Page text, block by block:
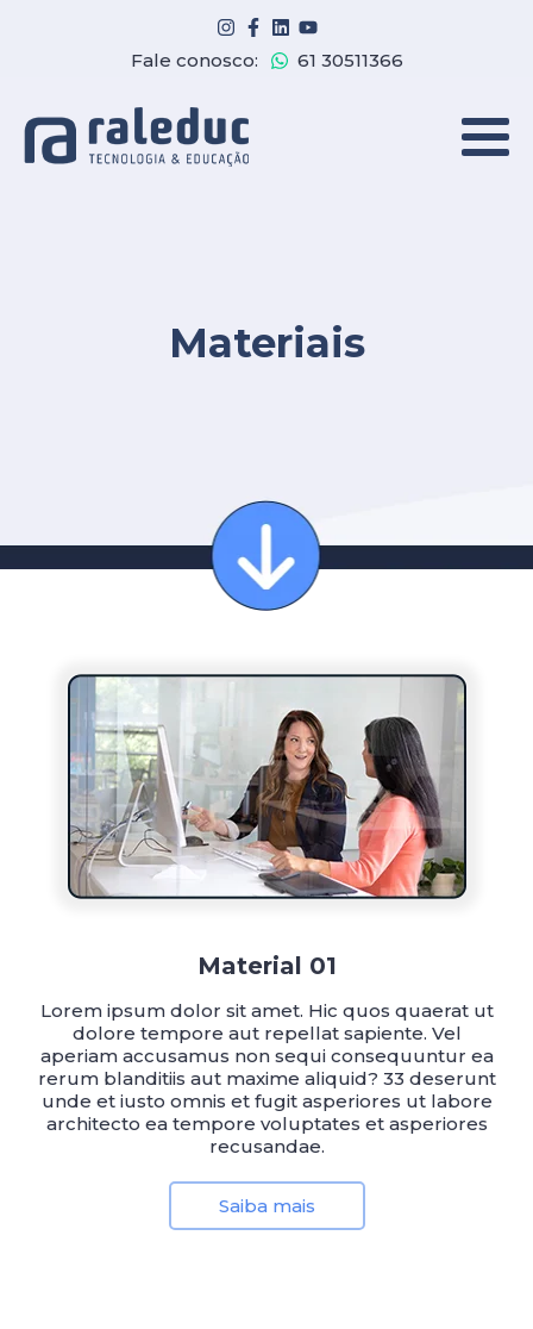
Fale conosco: 61 30511366
Materiais
Material 01
Lorem ipsum dolor sit amet. Hic quos quaerat ut
dolore tempore aut repellat sapiente. Vel
aperiam accusamus non sequi consequuntur ea
rerum blanditiis aut maxime aliquid? 33 deserunt
unde et iusto omnis et fugit asperiores ut labore
architecto ea tempore voluptates et asperiores
recusandae.
Saiba mais